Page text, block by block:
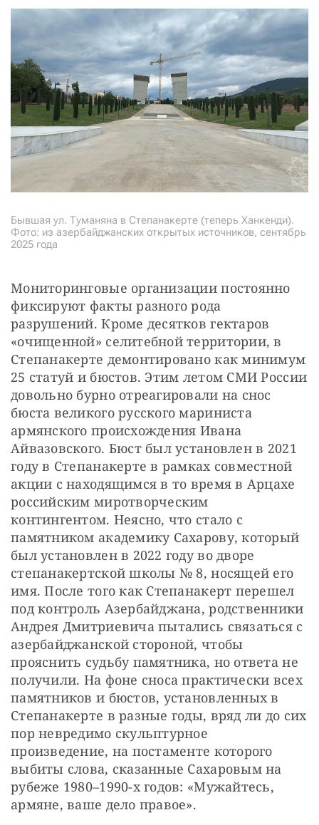
Бывшая ул. Туманяна в Степанакерте (теперь Ханкенди).
Фото: из азербайджанских открытых источников, сентябрь
2025 года
Мониторинговые организации постоянно
фиксируют факты разного рода
разрушений. Кроме десятков гектаров
«очищенной» селитебной территории, в
Степанакерте демонтировано как минимум
25 статуй и бюстов. Этим летом СМИ России
довольно бурно отреагировали на снос
бюста великого русского мариниста
армянского происхождения Ивана
Айвазовского. Бюст был установлен в 2021
году в Степанакерте в рамках совместной
акции с находящимся в то время в Арцахе
российским миротворческим
контингентом. Неясно, что стало с
памятником академику Сахарову, который
был установлен в 2022 году во дворе
степанакертской школы № 8, носящей его
имя. После того как Степанакерт перешел
под контроль Азербайджана, родственники
Андрея Дмитриевича пытались связаться с
азербайджанской стороной, чтобы
прояснить судьбу памятника, но ответа не
получили. На фоне сноса практически всех
памятников и бюстов, установленных в
Степанакерте в разные годы, вряд ли до сих
пор невредимо скульптурное
произведение, на постаменте которого
выбиты слова, сказанные Сахаровым на
рубеже 1980–1990-х годов: «Мужайтесь,
армяне, ваше дело правое».